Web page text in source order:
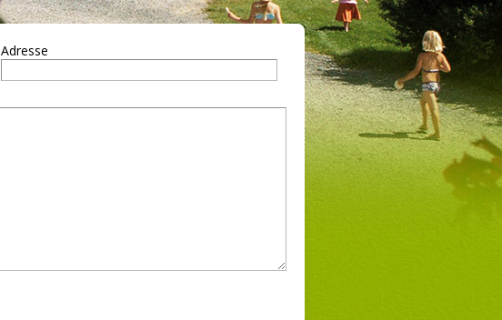
Adresse